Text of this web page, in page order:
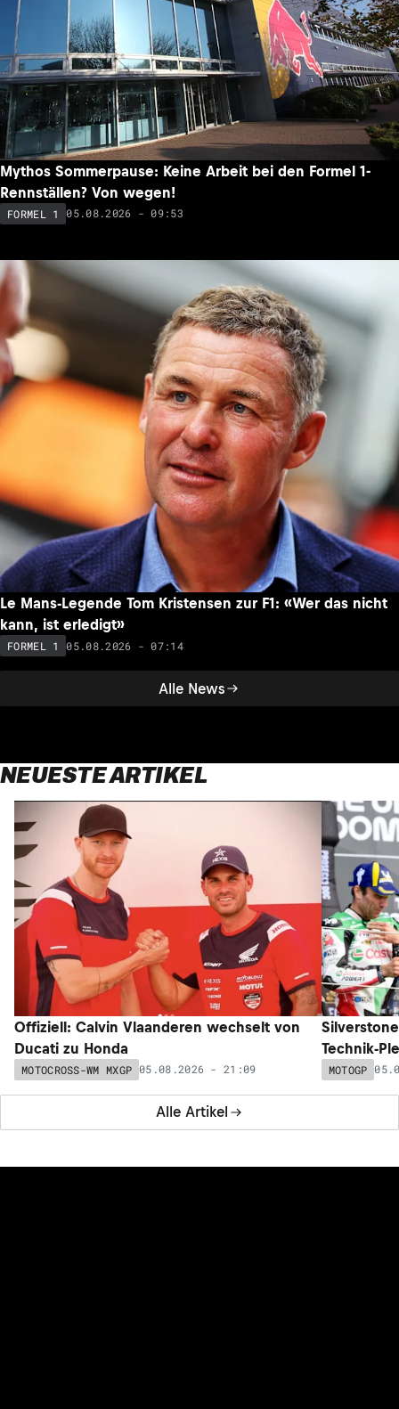
Alle News
Mythos Sommerpause: Keine Arbeit bei den Formel 1-
Rennställen? Von wegen!
FORMEL 1 05.08.2026 - 09:53
Le Mans-Legende Tom Kristensen zur F1: «Wer das nicht
kann, ist erledigt»
FORMEL 1 05.08.2026 - 07:14
NEUESTE ARTIKEL
Alle Artikel
Offiziell: Calvin Vlaanderen wechselt von
Ducati zu Honda
MOTOCROSS-WM MXGP 05.08.2026 - 21:09
Technik-
MOTOGP